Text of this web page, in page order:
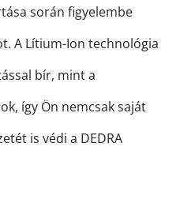
során figyelembe
A Lítium-Ion technológia
bír, mint a
így Ön nemcsak saját
is védi a DEDRA